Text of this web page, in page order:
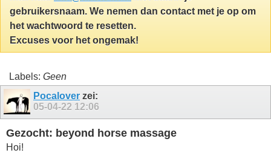
gebruikersnaam. We nemen dan contact met je op om
het wachtwoord te resetten.
Excuses voor het ongemak!
Labels: Geen
Pocalover zei:
05-04-22 12:06
Gezocht: beyond horse massage
Hoi!